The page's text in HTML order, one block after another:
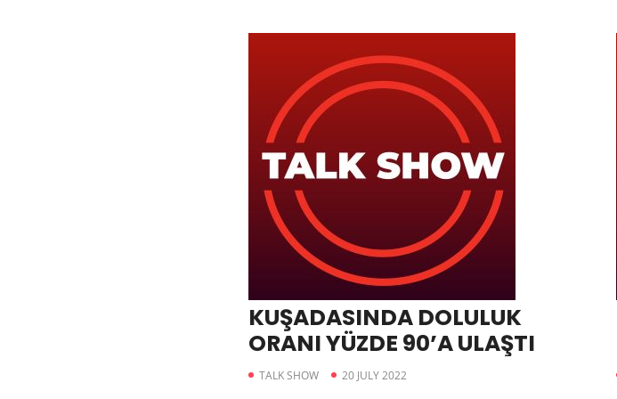
KUŞADASINDA DOLULUK
ORANI YÜZDE 90’A ULAŞTI
TALK SHOW 20 JULY 2022